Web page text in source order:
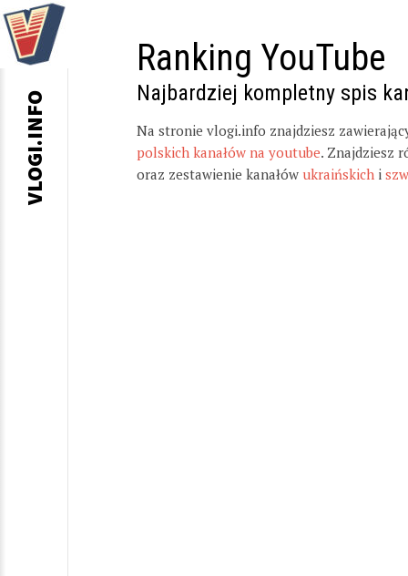
Ranking YouTube
Najbardziej kompletny spis
Na stronie vlogi.info znajdziesz
polskich kanałów na youtube. Znajdziesz
oraz zestawienie kanałów ukraińskich i
VLOGI.INFO